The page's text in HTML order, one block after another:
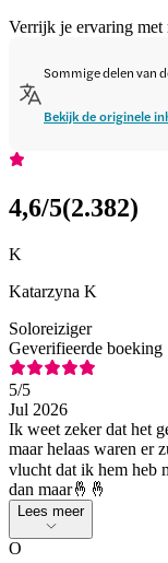
Verrijk je ervaring met
Sommige delen van
Bekijk de originele
4,6/5(2.382)
K
Katarzyna K
Soloreiziger
Geverifieerde boeking
5/5
Jul 2026
Ik weet zeker dat het
maar helaas waren er
vlucht dat ik hem heb
dan maar🤞🤞
Lees meer
O